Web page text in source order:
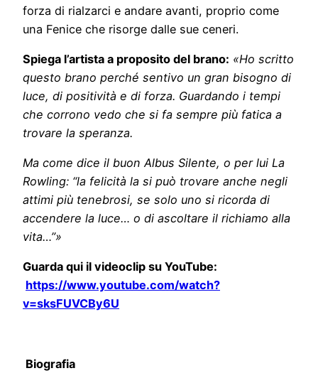
forza di rialzarci e andare avanti, proprio come
una Fenice che risorge dalle sue ceneri.
Spiega l’artista a proposito del brano: «Ho scritto
questo brano perché sentivo un gran bisogno di
luce, di positività e di forza. Guardando i tempi
che corrono vedo che si fa sempre più fatica a
trovare la speranza.
Ma come dice il buon Albus Silente, o per lui La
Rowling: “la felicità la si può trovare anche negli
attimi più tenebrosi, se solo uno si ricorda di
accendere la luce… o di ascoltare il richiamo alla
vita…”»
Guarda qui il videoclip su YouTube:
https://www.youtube.com/watch?
v=sksFUVCBy6U
Biografia